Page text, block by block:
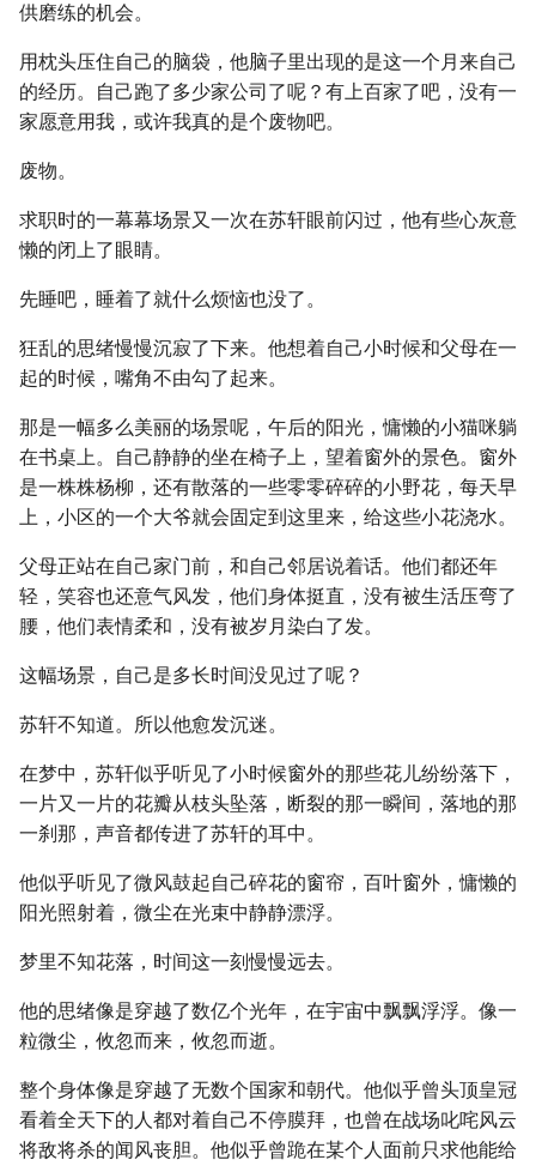
供磨练的机会。
用枕头压住自己的脑袋，他脑子里出现的是这一个月来自己
的经历。自己跑了多少家公司了呢？有上百家了吧，没有一
家愿意用我，或许我真的是个废物吧。
废物。
求职时的一幕幕场景又一次在苏轩眼前闪过，他有些心灰意
懒的闭上了眼睛。
先睡吧，睡着了就什么烦恼也没了。
狂乱的思绪慢慢沉寂了下来。他想着自己小时候和父母在一
起的时候，嘴角不由勾了起来。
那是一幅多么美丽的场景呢，午后的阳光，慵懒的小猫咪躺
在书桌上。自己静静的坐在椅子上，望着窗外的景色。窗外
是一株株杨柳，还有散落的一些零零碎碎的小野花，每天早
上，小区的一个大爷就会固定到这里来，给这些小花浇水。
父母正站在自己家门前，和自己邻居说着话。他们都还年
轻，笑容也还意气风发，他们身体挺直，没有被生活压弯了
腰，他们表情柔和，没有被岁月染白了发。
这幅场景，自己是多长时间没见过了呢？
苏轩不知道。所以他愈发沉迷。
在梦中，苏轩似乎听见了小时候窗外的那些花儿纷纷落下，
一片又一片的花瓣从枝头坠落，断裂的那一瞬间，落地的那
一刹那，声音都传进了苏轩的耳中。
他似乎听见了微风鼓起自己碎花的窗帘，百叶窗外，慵懒的
阳光照射着，微尘在光束中静静漂浮。
梦里不知花落，时间这一刻慢慢远去。
他的思绪像是穿越了数亿个光年，在宇宙中飘飘浮浮。像一
粒微尘，攸忽而来，攸忽而逝。
整个身体像是穿越了无数个国家和朝代。他似乎曾头顶皇冠
看着全天下的人都对着自己不停膜拜，也曾在战场叱咤风云
将敌将杀的闻风丧胆。他似乎曾跪在某个人面前只求他能给